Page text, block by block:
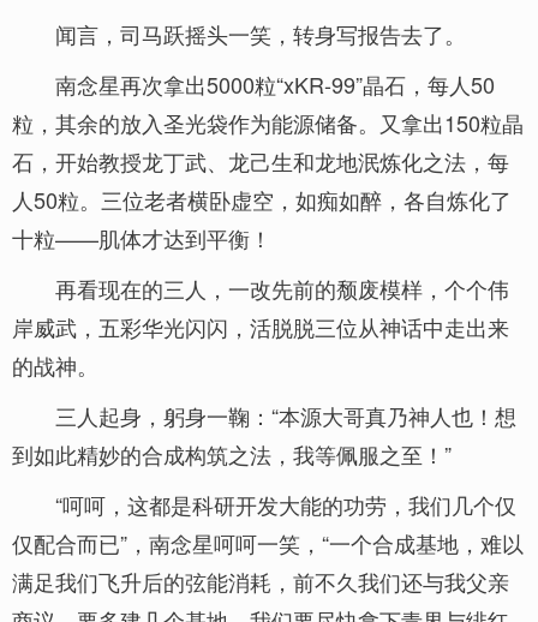
闻言，司马跃摇头一笑，转身写报告去了。
南念星再次拿出5000粒“xKR-99”晶石，每人50
粒，其余的放入圣光袋作为能源储备。又拿出150粒晶
石，开始教授龙丁武、龙己生和龙地泯炼化之法，每
人50粒。三位老者横卧虚空，如痴如醉，各自炼化了
十粒——肌体才达到平衡！
再看现在的三人，一改先前的颓废模样，个个伟
岸威武，五彩华光闪闪，活脱脱三位从神话中走出来
的战神。
三人起身，躬身一鞠：“本源大哥真乃神人也！想
到如此精妙的合成构筑之法，我等佩服之至！”
“呵呵，这都是科研开发大能的功劳，我们几个仅
仅配合而已”，南念星呵呵一笑，“一个合成基地，难以
满足我们飞升后的弦能消耗，前不久我们还与我父亲